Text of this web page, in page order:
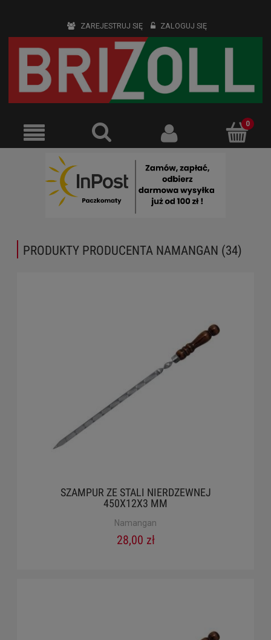
ZAREJESTRUJ SIĘ ZALOGUJ SIĘ
PRODUKTY PRODUCENTA NAMANGAN (34)
SZAMPUR ZE STALI NIERDZEWNEJ
450X12X3 MM
Namangan
28,00 zł